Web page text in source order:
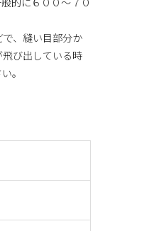
、縫い目部分か
び出している時
。